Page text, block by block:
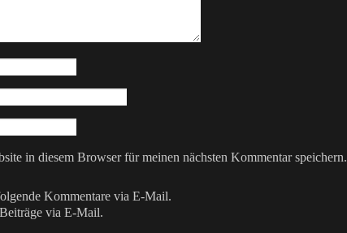
in diesem Browser für meinen nächsten Kommentar speichern.
Kommentare via E-Mail.
via E-Mail.